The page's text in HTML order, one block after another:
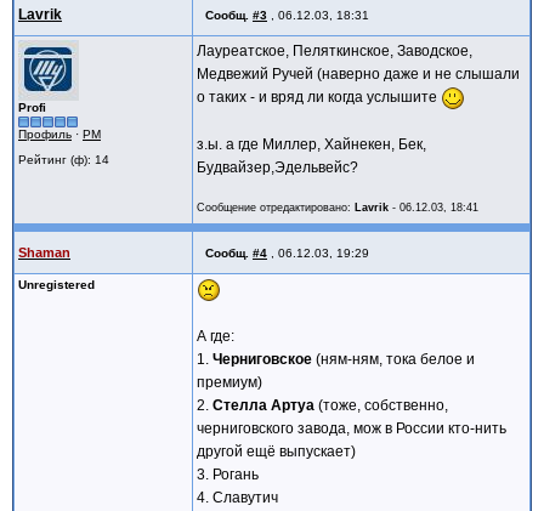
Lavrik Сообщ. #3 06.12.03, 18:31
Profi
Профиль · PM
Рейтинг (ф): 14
Лауреатское, Пеляткинское, Заводское,
Медвежий Ручей (наверно даже и не слышали
о таких - и вряд ли когда услышите
з.ы. а где Миллер, Хайнекен, Бек,
Будвайзер,Эдельвейс?
Сообщение отредактировано: Lavrik - 06.12.03, 18:41
Shaman Сообщ. #4 06.12.03, 19:29
Unregistered
А где:
1. Черниговское (ням-ням, тока белое и
премиум)
2. Стелла Артуа (тоже, собственно,
черниговского завода, мож в России кто-нить
другой ещё выпускает)
3. Рогань
4. Славутич